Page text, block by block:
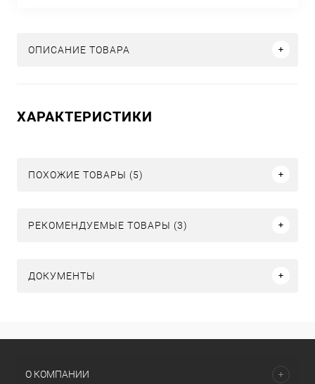
ОПИСАНИЕ ТОВАРА
ХАРАКТЕРИСТИКИ
ПОХОЖИЕ ТОВАРЫ (5)
РЕКОМЕНДУЕМЫЕ ТОВАРЫ (3)
ДОКУМЕНТЫ
О КОМПАНИИ